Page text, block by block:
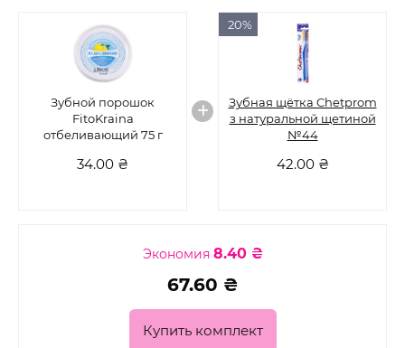
Зубной порошок
FitoKraina
отбеливающий 75 г
34.00 ₴
20%
Зубная щётка Chetprom
з натуральной щетиной
№44
42.00 ₴
Экономия 8.40 ₴
67.60 ₴
Купить комплект